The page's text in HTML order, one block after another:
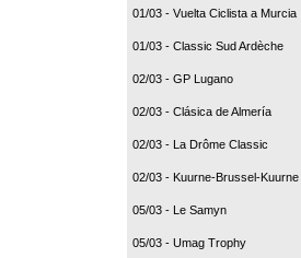
01/03 - Vuelta Ciclista a Murcia
01/03 - Classic Sud Ardèche
02/03 - GP Lugano
02/03 - Clásica de Almería
02/03 - La Drôme Classic
02/03 - Kuurne-Brussel-Kuurne
05/03 - Le Samyn
05/03 - Umag Trophy